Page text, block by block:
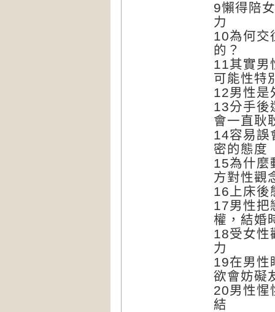
9懶得陪
力
10為何交
的？
11其實男
可能性特
12男性是
13分手後
會一直耿
14容易誤
密的態度
15為什麼
方對性觀
16上床後
17男性把
權，結婚
18受女性
力
19在男性
欲會妨礙
20男性惺
結